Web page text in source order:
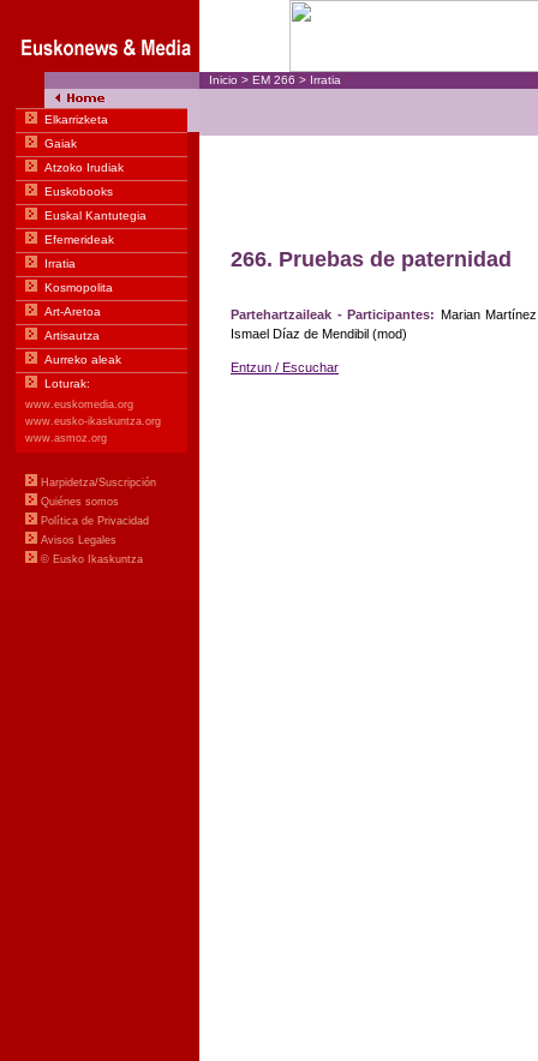
266. Pruebas de paternidad
Partehartzaileak - Participantes: Marian
Ismael Díaz de Mendibil (mod)
Entzun / Escuchar
Inicio > EM 266 > Irratia